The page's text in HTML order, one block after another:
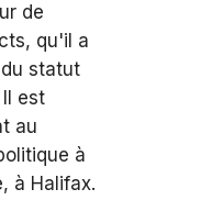
de
qu'il a
statut
est
au
à
à Halifax.